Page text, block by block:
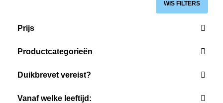
WIS FILTERS
Prijs
Productcategorieën
Duikbrevet vereist?
Vanaf welke leeftijd: